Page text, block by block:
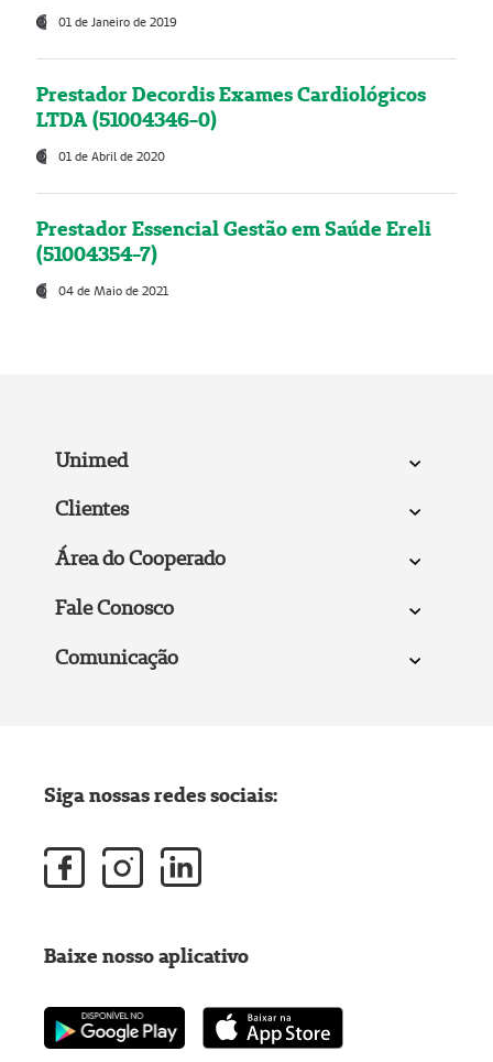
01 de Janeiro de 2019
Prestador Decordis Exames Cardiológicos
LTDA (51004346-0)
01 de Abril de 2020
Prestador Essencial Gestão em Saúde Ereli
(51004354-7)
04 de Maio de 2021
Unimed
Clientes
Área do Cooperado
Fale Conosco
Comunicação
Siga nossas redes sociais:
Baixe nosso aplicativo